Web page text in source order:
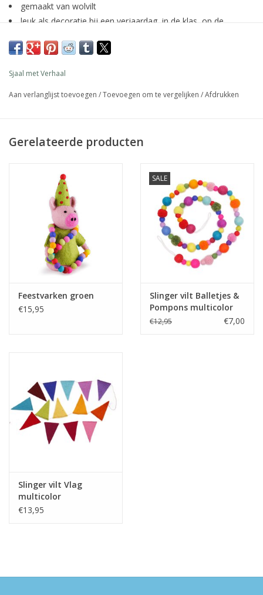
gemaakt van wolvilt
leuk als decoratie bij een verjaardag, in de klas, op de
fairtrade gemaakt in Nepal (Social Enterprise)
Sjaal met Verhaal
Aan verlanglijst toevoegen /Toevoegen om te vergelijken /Afdrukken
Gerelateerde producten
Feestvarken groen
€15,95
SALE
Slinger vilt Balletjes &
Pompons multicolor
€12,95 €7,00
Slinger vilt Vlag
multicolor
€13,95